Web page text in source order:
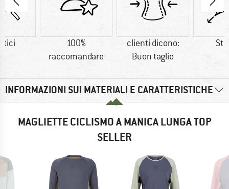
100%
raccomandare
clienti dicono:
Buon taglio
INFORMAZIONI SUI MATERIALI E CARATTERISTICHE
MAGLIETTE CICLISMO A MANICA LUNGA TOP
SELLER